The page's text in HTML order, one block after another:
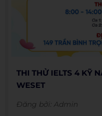
THI THỬ IELTS 4 KỸ
WESET
Đăng bởi: Admin